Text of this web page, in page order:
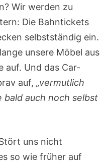
Wir werden zu
Die Bahntickets
selbstständig ein.
unsere Möbel aus
auf. Und das Car-
auf,„vermutlich
bald auch noch selbst
uns nicht
so wie früher auf